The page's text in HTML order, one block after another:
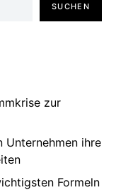
SUCHEN
zur
Unternehmen ihre
Formeln